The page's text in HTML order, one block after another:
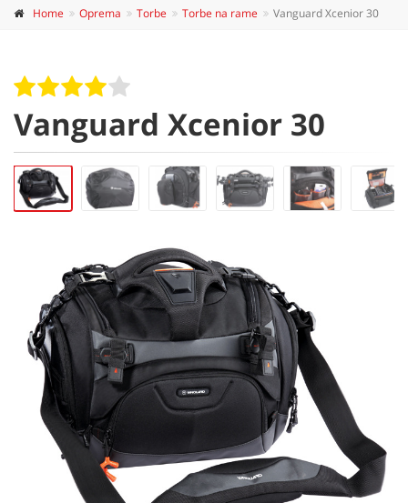
Home Oprema Torbe Torbe na rame Vanguard Xcenior 30
Vanguard Xcenior 30